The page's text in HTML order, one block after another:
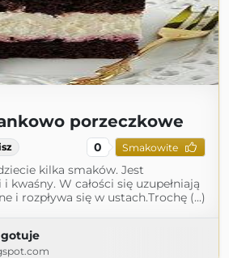
porzeczkowe
0 Smakowite
kilka smaków. Jest
kwaśny. W całości się uzupełniają
i rozpływa się w ustach.Trochę (...)